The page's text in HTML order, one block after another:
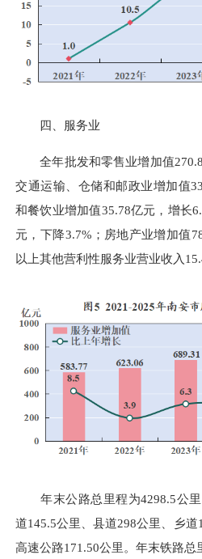
四、服务业
全年批发和零售业增加值
交通运输、仓储和邮政业增加值
和餐饮业增加值35.78亿元，增长
元，下降3.7%；房地产业增加值
以上其他营利性服务业营业收入
年末公路总里程为4298.5公里
道145.5公里、县道298公里、乡道
高速公路171.50公里。年末铁路总